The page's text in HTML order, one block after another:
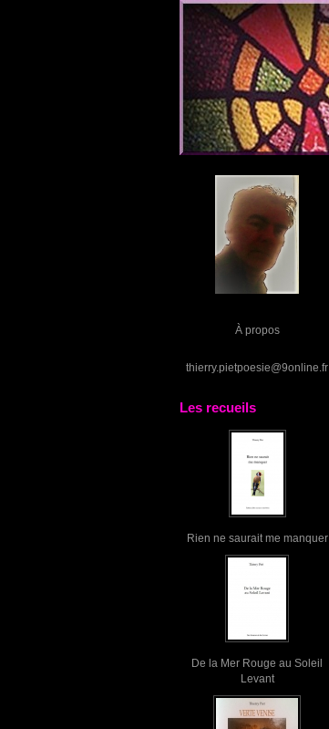
À propos
thierry.pietpoesie@9online.fr
Les recueils
Rien ne saurait me manquer
De la Mer Rouge au Soleil
Levant